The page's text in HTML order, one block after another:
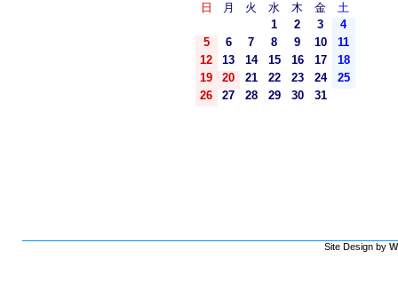
日 月 火 水 木 金
土
1
2 3
4
5
6 7 8 9 10
11
12
13 14 15 16 17
18
19
20 21 22 23 24
25
26
27 28 29 30 31
Site Design by